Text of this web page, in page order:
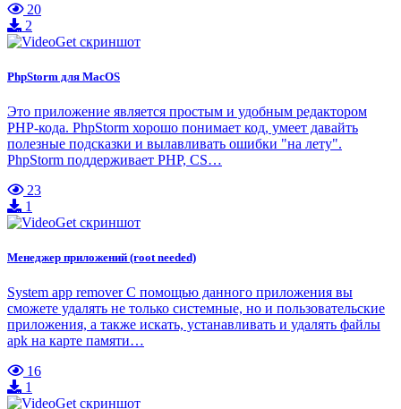
20
2
PhpStorm для MacOS
Это приложение является простым и удобным редактором
PHP-кода. PhpStorm хорошо понимает код, умеет давайть
полезные подсказки и вылавливать ошибки "на лету".
PhpStorm поддерживает PHP, CS…
23
1
Менеджер приложений (root needed)
System app remover С помощью данного приложения вы
сможете удалять не только системные, но и пользовательские
приложения, а также искать, устанавливать и удалять файлы
apk на карте памяти…
16
1